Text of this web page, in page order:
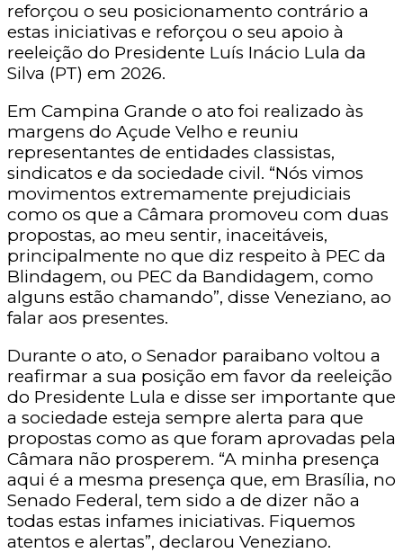
reforçou o seu posicionamento contrário a
estas iniciativas e reforçou o seu apoio à
reeleição do Presidente Luís Inácio Lula da
Silva (PT) em 2026.
Em Campina Grande o ato foi realizado às
margens do Açude Velho e reuniu
representantes de entidades classistas,
sindicatos e da sociedade civil. “Nós vimos
movimentos extremamente prejudiciais
como os que a Câmara promoveu com duas
propostas, ao meu sentir, inaceitáveis,
principalmente no que diz respeito à PEC da
Blindagem, ou PEC da Bandidagem, como
alguns estão chamando”, disse Veneziano, ao
falar aos presentes.
Durante o ato, o Senador paraibano voltou a
reafirmar a sua posição em favor da reeleição
do Presidente Lula e disse ser importante que
a sociedade esteja sempre alerta para que
propostas como as que foram aprovadas pela
Câmara não prosperem. “A minha presença
aqui é a mesma presença que, em Brasília, no
Senado Federal, tem sido a de dizer não a
todas estas infames iniciativas. Fiquemos
atentos e alertas”, declarou Veneziano.